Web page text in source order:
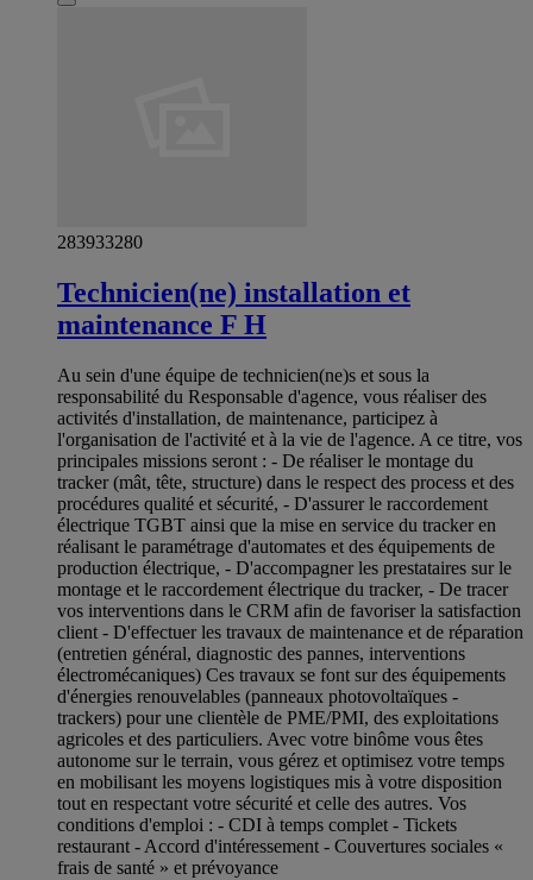
283933280
Technicien(ne) installation et
maintenance F H
Au sein d'une équipe de technicien(ne)s et sous la
responsabilité du Responsable d'agence, vous réaliser des
activités d'installation, de maintenance, participez à
l'organisation de l'activité et à la vie de l'agence. A ce titre, vos
principales missions seront : - De réaliser le montage du
tracker (mât, tête, structure) dans le respect des process et des
procédures qualité et sécurité, - D'assurer le raccordement
électrique TGBT ainsi que la mise en service du tracker en
réalisant le paramétrage d'automates et des équipements de
production électrique, - D'accompagner les prestataires sur le
montage et le raccordement électrique du tracker, - De tracer
vos interventions dans le CRM afin de favoriser la satisfaction
client - D'effectuer les travaux de maintenance et de réparation
(entretien général, diagnostic des pannes, interventions
électromécaniques) Ces travaux se font sur des équipements
d'énergies renouvelables (panneaux photovoltaïques -
trackers) pour une clientèle de PME/PMI, des exploitations
agricoles et des particuliers. Avec votre binôme vous êtes
autonome sur le terrain, vous gérez et optimisez votre temps
en mobilisant les moyens logistiques mis à votre disposition
tout en respectant votre sécurité et celle des autres. Vos
conditions d'emploi : - CDI à temps complet - Tickets
restaurant - Accord d'intéressement - Couvertures sociales «
frais de santé » et prévoyance